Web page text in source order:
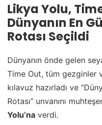
Likya Yolu,
Dünyanın En
Rotası Seçildi
Dünyanın önde gelen
Time Out, tüm gezginler
kılavuz hazırladı ve
Rotası” unvanını
Yolu’na verdi.